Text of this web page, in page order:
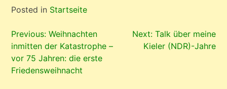
Posted in Startseite
Beitragsnavigation
Previous: Weihnachten
inmitten der Katastrophe –
vor 75 Jahren: die erste
Friedensweihnacht
Next: Talk über meine
Kieler (NDR)-Jahre